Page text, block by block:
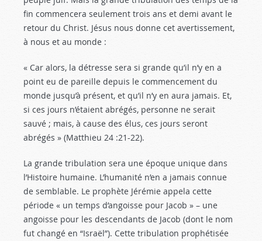
fin commencera seulement trois ans et demi avant le
retour du Christ. Jésus nous donne cet avertissement,
à nous et au monde :
« Car alors, la détresse sera si grande qu’il n’y en a
point eu de pareille depuis le commencement du
monde jusqu’à présent, et qu’il n’y en aura jamais. Et,
si ces jours n’étaient abrégés, personne ne serait
sauvé ; mais, à cause des élus, ces jours seront
abrégés » (Matthieu 24 :21-22).
La grande tribulation sera une époque unique dans
l’Histoire humaine. L’humanité n’en a jamais connue
de semblable. Le prophète Jérémie appela cette
période « un temps d’angoisse pour Jacob » – une
angoisse pour les descendants de Jacob (dont le nom
fut changé en “Israël”). Cette tribulation prophétisée